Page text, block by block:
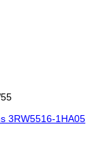
3RW5516-1HA05